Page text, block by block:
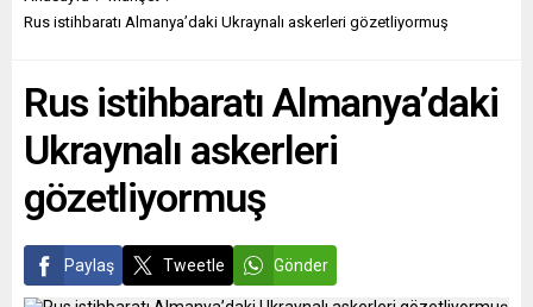
Rus istihbaratı Almanya’daki Ukraynalı askerleri gözetliyormuş
Rus istihbaratı Almanya’daki
Ukraynalı askerleri
gözetliyormuş
Paylaş Tweetle Gönder